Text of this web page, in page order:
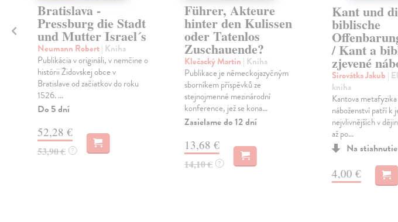
Bratislava -
Pressburg die Stadt
und Mutter Israel´s
Neumann Robert| Kniha
Publikácia v origináli, v nemčine o
histórii Židovskej obce v
Bratislave od začiatkov do roku
1526. ...
Do 5 dní
52,28 €
53,90 € ?
Führer, Akteure
hinter den Kulissen
oder Tatenlos
Zuschauende?
Klečacký Martin | Kniha
Publikace je německojazyčným
sborníkem příspěvků ze
stejnojmenné mezinárodní
konference, jež se kona...
Zasielame do 12 dní
13,68 €
14,10 € ?
Kant und
biblische
/ Kant a
zjevené
Sirovátka Jakub |
kniha
Kantova
náboženství patří k
nejvlivnějších v
až po...
Na
4,00 €